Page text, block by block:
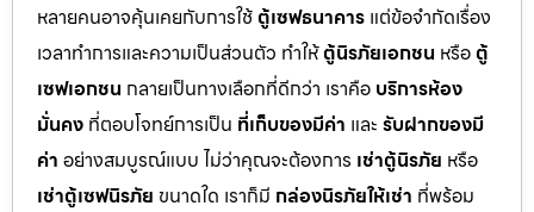
หลายคนอาจคุ้นเคยกับการใช้ ตู้เซฟธนาคาร แต่ข้อจำกัดเรื่อง
เวลาทำการและความเป็นส่วนตัว ทำให้ตู้นิรภัยเอกชน หรือ ตู้
เซฟเอกชน กลายเป็นทางเลือกที่ดีกว่า เราคือ บริการห้อง
มั่นคง ที่ตอบโจทย์การเป็น ที่เก็บของมีค่า และ รับฝากของมี
ค่า อย่างสมบูรณ์แบบ ไม่ว่าคุณจะต้องการ เช่าตู้นิรภัย หรือ
เช่าตู้เซฟนิรภัย ขนาดใด เราก็มี กล่องนิรภัยให้เช่า ที่พร้อม